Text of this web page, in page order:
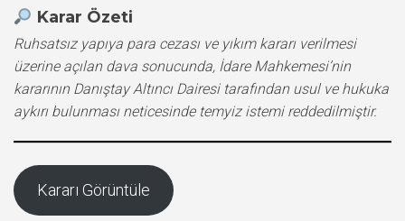
Karar Özeti
Ruhsatsız yapıya para cezası ve yıkım kararı verilmesi
üzerine açılan dava sonucunda, İdare Mahkemesi’nin
kararının Danıştay Altıncı Dairesi tarafından usul ve hukuka
aykırı bulunması neticesinde temyiz istemi reddedilmiştir.
Kararı Görüntüle